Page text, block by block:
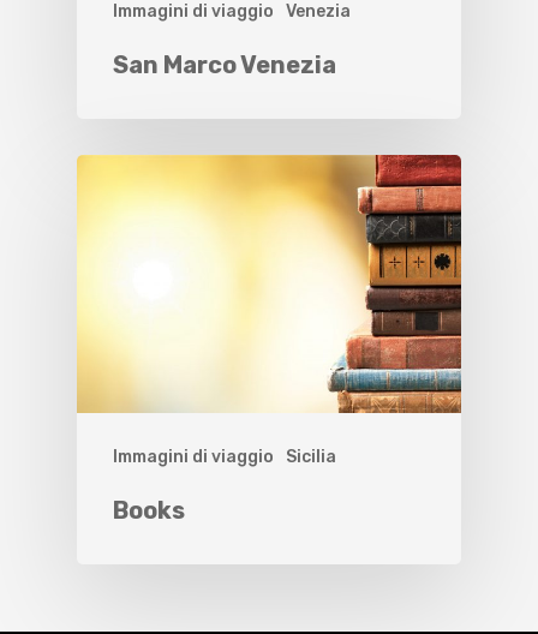
Immagini di viaggio Venezia
San Marco Venezia
Immagini di viaggio Sicilia
Books